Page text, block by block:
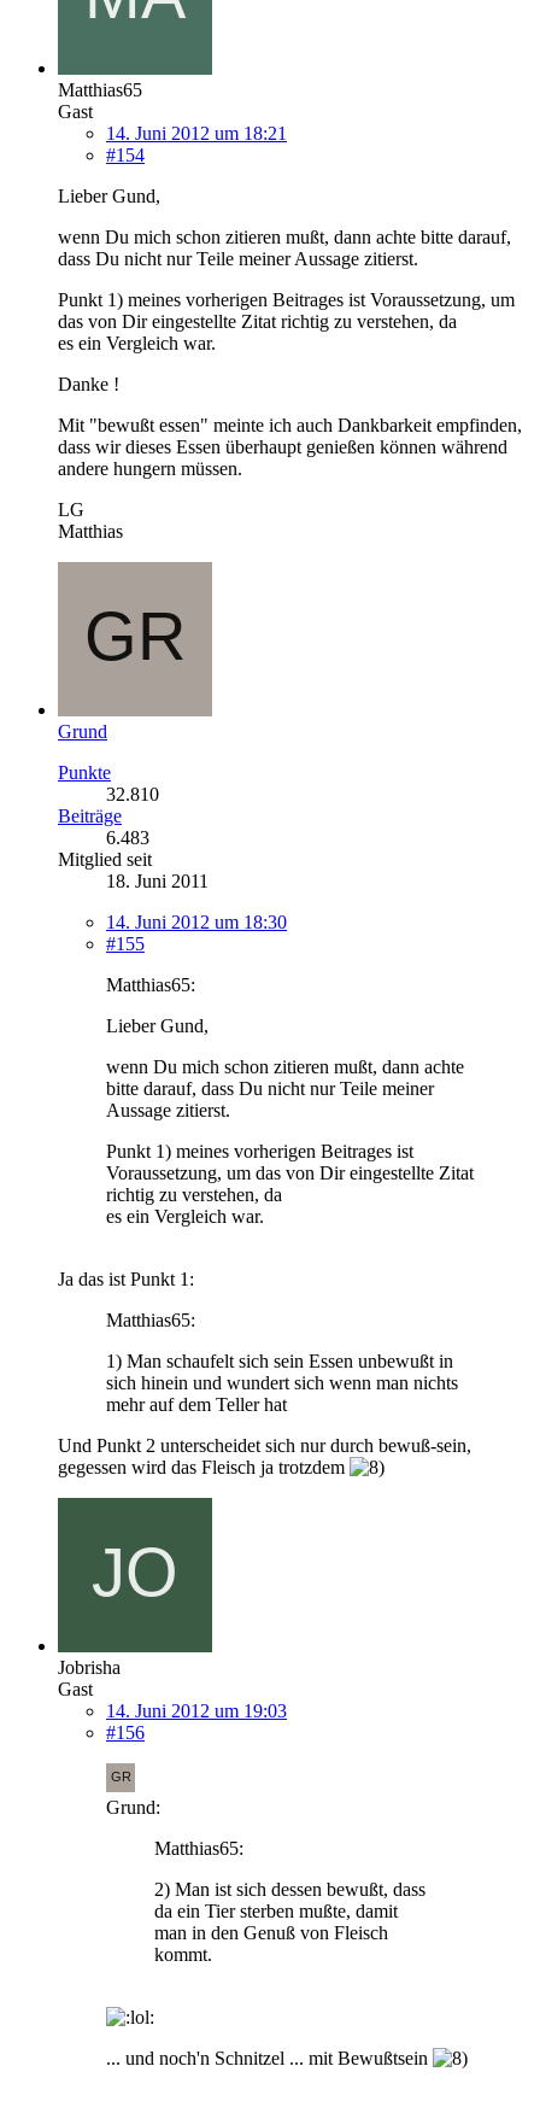
Matthias65
Gast
14. Juni 2012 um 18:21
#154
Lieber Gund,
wenn Du mich schon zitieren mußt, dann achte bitte darauf,
dass Du nicht nur Teile meiner Aussage zitierst.
Punkt 1) meines vorherigen Beitrages ist Voraussetzung, um
das von Dir eingestellte Zitat richtig zu verstehen, da
es ein Vergleich war.
Danke !
Mit "bewußt essen" meinte ich auch Dankbarkeit empfinden,
dass wir dieses Essen überhaupt genießen können während
andere hungern müssen.
LG
Matthias
Grund
Punkte
32.810
Beiträge
6.483
Mitglied seit
18. Juni 2011
14. Juni 2012 um 18:30
#155
Matthias65:
Lieber Gund,
wenn Du mich schon zitieren mußt, dann achte
bitte darauf, dass Du nicht nur Teile meiner
Aussage zitierst.
Punkt 1) meines vorherigen Beitrages ist
Voraussetzung, um das von Dir eingestellte Zitat
richtig zu verstehen, da
es ein Vergleich war.
Ja das ist Punkt 1:
Matthias65:
1) Man schaufelt sich sein Essen unbewußt in
sich hinein und wundert sich wenn man nichts
mehr auf dem Teller hat
Und Punkt 2 unterscheidet sich nur durch bewuß-sein,
gegessen wird das Fleisch ja trotzdem
Jobrisha
Gast
14. Juni 2012 um 19:03
#156
Grund:
Matthias65:
2) Man ist sich dessen bewußt, dass
da ein Tier sterben mußte, damit
man in den Genuß von Fleisch
kommt.
... und noch'n Schnitzel ... mit Bewußtsein